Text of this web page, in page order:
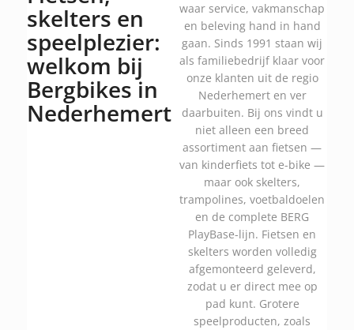
skelters en
speelplezier:
welkom bij
Bergbikes in
Nederhemert
waar service, vakmanschap
en beleving hand in hand
gaan. Sinds 1991 staan wij
als familiebedrijf klaar voor
onze klanten uit de regio
Nederhemert en ver
daarbuiten. Bij ons vindt u
niet alleen een breed
assortiment aan fietsen —
van kinderfiets tot e-bike —
maar ook skelters,
trampolines, voetbaldoelen
en de complete BERG
PlayBase-lijn. Fietsen en
skelters worden volledig
afgemonteerd geleverd,
zodat u er direct mee op
pad kunt. Grotere
speelproducten, zoals